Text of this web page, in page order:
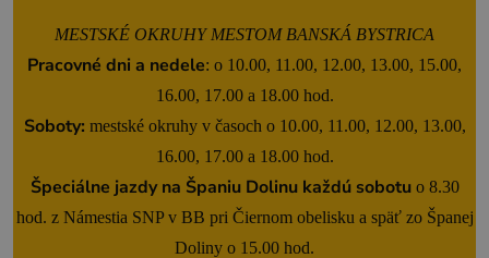
OOCR
Kontakt
Zverejnené dokumenty
MESTSKÉ OKRUHY MESTOM BANSKÁ BYSTRICA
Pracovné dni a nedele: o 10.00, 11.00, 12.00, 13.00, 15.00,
16.00, 17.00 a 18.00 hod.
Soboty: mestské okruhy v časoch o 10.00, 11.00, 12.00, 13.00,
16.00, 17.00 a 18.00 hod.
Špeciálne jazdy na Španiu Dolinu každú sobotuo 8.30
hod. z Námestia SNP v BB pri Čiernom obelisku a späť zo Španej
Doliny o 15.00 hod.